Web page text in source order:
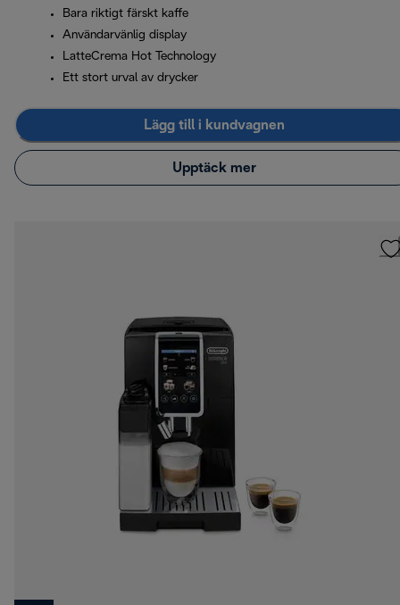
Bara riktigt färskt kaffe
Användarvänlig display
LatteCrema Hot Technology
Ett stort urval av drycker
Lägg till i kundvagnen
Upptäck mer